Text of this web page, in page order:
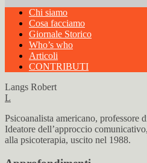
Chi siamo
Cosa facciamo
Giornale Storico
Who’s who
Articoli
CONTRIBUTI
Langs Robert
L
Psicoanalista americano, professore
Ideatore dell’approccio
alla psicoterapia, uscito nel 1988.